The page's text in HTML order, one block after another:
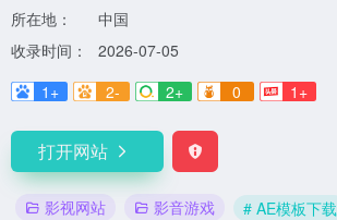
所在地：
中国
收录时间：
2026-07-05
1+
2- 2+ 0 1+
打开网站
影视网站 影音游戏 # AE模板下载